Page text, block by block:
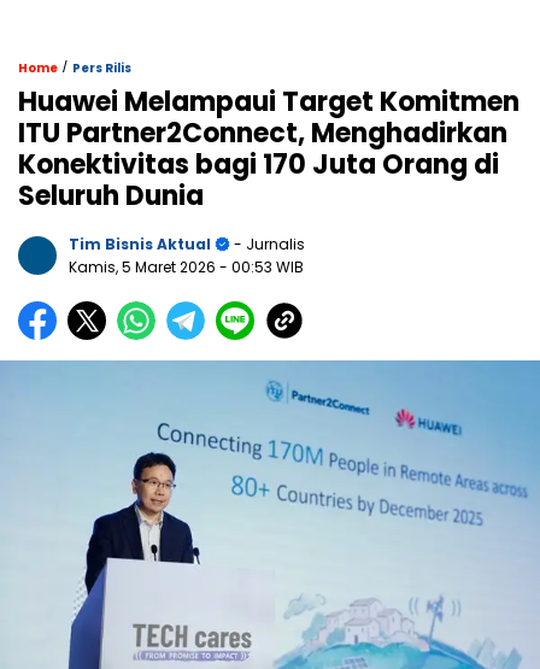
Home / Pers Rilis
Huawei Melampaui Target Komitmen
ITU Partner2Connect, Menghadirkan
Konektivitas bagi 170 Juta Orang di
Seluruh Dunia
Tim Bisnis Aktual
- Jurnalis
Kamis, 5 Maret 2026 - 00:53 WIB